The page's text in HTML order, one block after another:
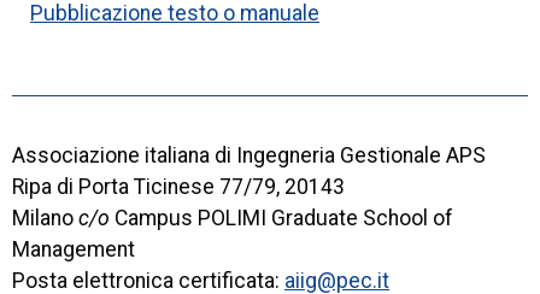
Pubblicazione testo o manuale
Associazione italiana di Ingegneria Gestionale APS
Ripa di Porta Ticinese 77/79, 20143
Milano c/o Campus POLIMI Graduate School of
Management
Posta elettronica certificata: aiig@pec.it